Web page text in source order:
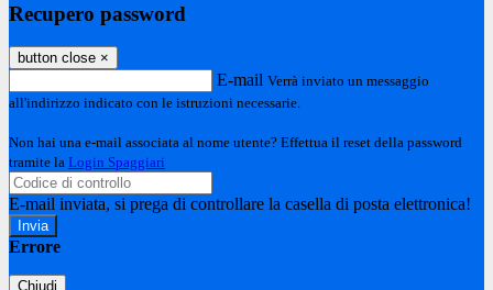
Recupero password
button close ×
E-mail Verrà inviato un messaggio
all'indirizzo indicato con le istruzioni necessarie.
Non hai una e-mail associata al nome utente? Effettua il reset della password
tramite la Login Spaggiari
E-mail inviata, si prega di controllare la casella di posta elettronica!
Errore
Chiudi